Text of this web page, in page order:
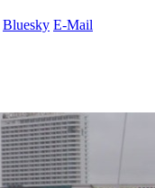
Bluesky E-Mail